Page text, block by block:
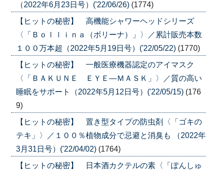
（2022年6月23日号）('22/06/26) (1774)
【ヒットの秘密】 高機能シャワーヘッドシリーズ
〈「Ｂｏｌｌｉｎａ（ボリーナ）」〉／累計販売本数
１００万本超（2022年5月19日号）('22/05/22) (1770)
【ヒットの秘密】 一般医療機器認定のアイマスク
〈「ＢＡＫＵＮＥ ＥＹＥ―ＭＡＳＫ」〉／質の高い
睡眠をサポート（2022年5月12日号）('22/05/15) (176
9)
【ヒットの秘密】 置き型タイプの防虫剤〈「ゴキの
テキ」〉／１００％植物成分で忌避と消臭も （2022年
3月31日号）('22/04/02) (1764)
【ヒットの秘密】 日本酒カクテルの素〈「ぽんしゅ